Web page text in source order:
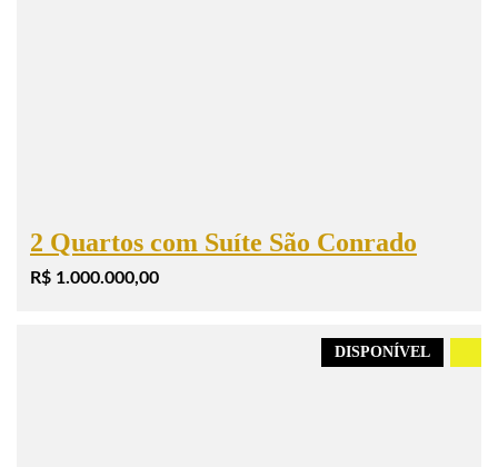
2 Quartos com Suíte São Conrado
R$ 1.000.000,00
DISPONÍVEL